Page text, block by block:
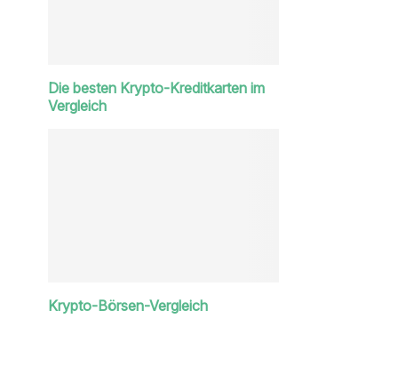
Die besten Krypto-Kreditkarten im
Vergleich
Krypto-Börsen-Vergleich